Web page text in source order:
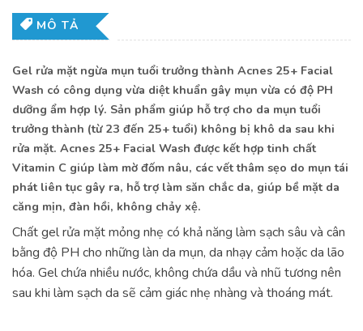
MÔ TẢ
Gel rửa mặt ngừa mụn tuổi trưởng thành Acnes 25+ Facial
Wash có công dụng vừa diệt khuẩn gây mụn vừa có độ PH
dưỡng ẩm hợp lý. Sản phẩm giúp hỗ trợ cho da mụn tuổi
trưởng thành (từ 23 đến 25+ tuổi) không bị khô da sau khi
rửa mặt. Acnes 25+ Facial Wash được kết hợp tinh chất
Vitamin C giúp làm mờ đốm nâu, các vết thâm sẹo do mụn tái
phát liên tục gây ra, hỗ trợ làm săn chắc da, giúp bề mặt da
căng mịn, đàn hồi, không chảy xệ.
Chất gel rửa mặt mỏng nhẹ có khả năng làm sạch sâu và cân
bằng độ PH cho những làn da mụn, da nhạy cảm hoặc da lão
hóa. Gel chứa nhiều nước, không chứa dầu và nhũ tương nên
sau khi làm sạch da sẽ cảm giác nhẹ nhàng và thoáng mát.